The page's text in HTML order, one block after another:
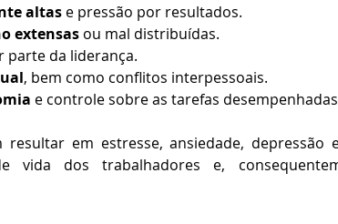
altas e pressão por resultados.
extensas ou mal distribuídas.
parte da liderança.
, bem como conflitos interpessoais.
e controle sobre as tarefas
resultar em estresse, ansiedade, depressão
vida dos trabalhadores e,